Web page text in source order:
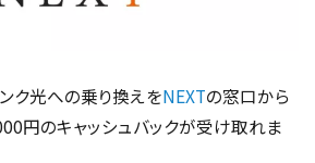
ク光への乗り換えをNEXTの窓口から
円のキャッシュバックが受け取れま